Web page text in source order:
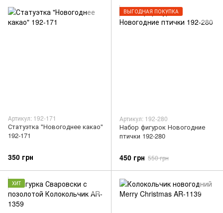
Артикул: 192-171
Статуэтка "Новогоднее какао"
192-171
350 грн
ВЫГОДНАЯ ПОКУПКА
Артикул: 192-280
Набор фигурок Новогодние
птички 192-280
450 грн 550 грн
ХИТ